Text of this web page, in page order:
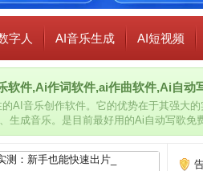
字人 AI音乐生成 AI短视频
软件,Ai作词软件,ai作曲软件,Ai自动
AI音乐创作软件。它的优势在于其强大
生成音乐。是目前最好用的Ai自动写歌免